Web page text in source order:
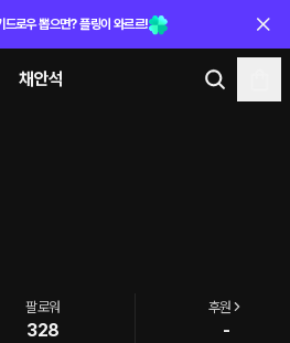
드로우 뽑으면? 플링이 와르르!
채안석
팔로워
328
후원
-